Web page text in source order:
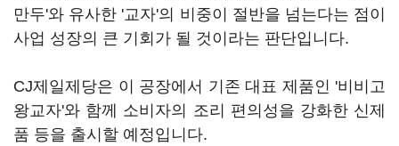
만두'와 유사한 '교자'의 비중이 절반을 넘는다는 점이
사업 성장의 큰 기회가 될 것이라는 판단입니다.
CJ제일제당은 이 공장에서 기존 대표 제품인 '비비고
왕교자'와 함께 소비자의 조리 편의성을 강화한 신제
품 등을 출시할 예정입니다.